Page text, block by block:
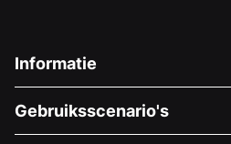
Informatie
Over Ons
Gebruiksscenario's